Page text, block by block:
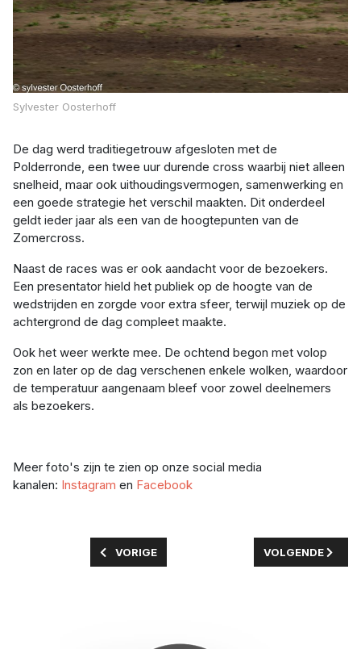
Sylvester Oosterhoff
De dag werd traditiegetrouw afgesloten met de
Polderronde, een twee uur durende cross waarbij niet alleen
snelheid, maar ook uithoudingsvermogen, samenwerking en
een goede strategie het verschil maakten. Dit onderdeel
geldt ieder jaar als een van de hoogtepunten van de
Zomercross.
Naast de races was er ook aandacht voor de bezoekers.
Een presentator hield het publiek op de hoogte van de
wedstrijden en zorgde voor extra sfeer, terwijl muziek op de
achtergrond de dag compleet maakte.
Ook het weer werkte mee. De ochtend begon met volop
zon en later op de dag verschenen enkele wolken, waardoor
de temperatuur aangenaam bleef voor zowel deelnemers
als bezoekers.
Meer foto's zijn te zien op onze social media
kanalen: Instagram en Facebook
VORIG ARTIKEL: STAATSBOSBEHEER WIL
VORIGE VOLGENDE
VOLGENDE